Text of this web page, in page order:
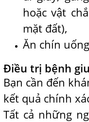
hoặc vật
mặt đất),
Ăn chín
Điều trị bệnh
Bạn cần đến
kết quả chính
Tất cả những